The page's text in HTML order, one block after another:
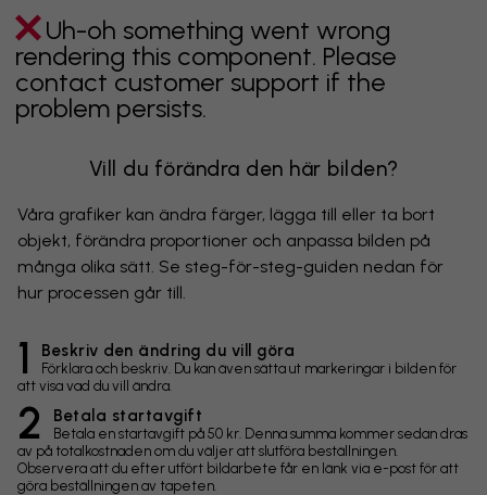
Uh-oh something went wrong
rendering this component. Please
contact customer support if the
problem persists.
Vill du förändra den här bilden?
Våra grafiker kan ändra färger, lägga till eller ta bort
objekt, förändra proportioner och anpassa bilden på
många olika sätt. Se steg-för-steg-guiden nedan för
hur processen går till.
1 Beskriv den ändring du vill göra
Förklara och beskriv. Du kan även sätta ut markeringar i bilden för
att visa vad du vill ändra.
2 Betala startavgift
Betala en startavgift på 50 kr. Denna summa kommer sedan dras
av på totalkostnaden om du väljer att slutföra beställningen.
Observera att du efter utfört bildarbete får en länk via e-post för att
göra beställningen av tapeten.